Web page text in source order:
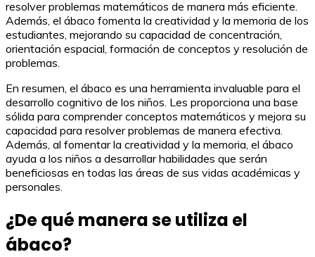
resolver problemas matemáticos de manera más eficiente.
Además, el ábaco fomenta la creatividad y la memoria de los
estudiantes, mejorando su capacidad de concentración,
orientación espacial, formación de conceptos y resolución de
problemas.
En resumen, el ábaco es una herramienta invaluable para el
desarrollo cognitivo de los niños. Les proporciona una base
sólida para comprender conceptos matemáticos y mejora su
capacidad para resolver problemas de manera efectiva.
Además, al fomentar la creatividad y la memoria, el ábaco
ayuda a los niños a desarrollar habilidades que serán
beneficiosas en todas las áreas de sus vidas académicas y
personales.
¿De qué manera se utiliza el
ábaco?